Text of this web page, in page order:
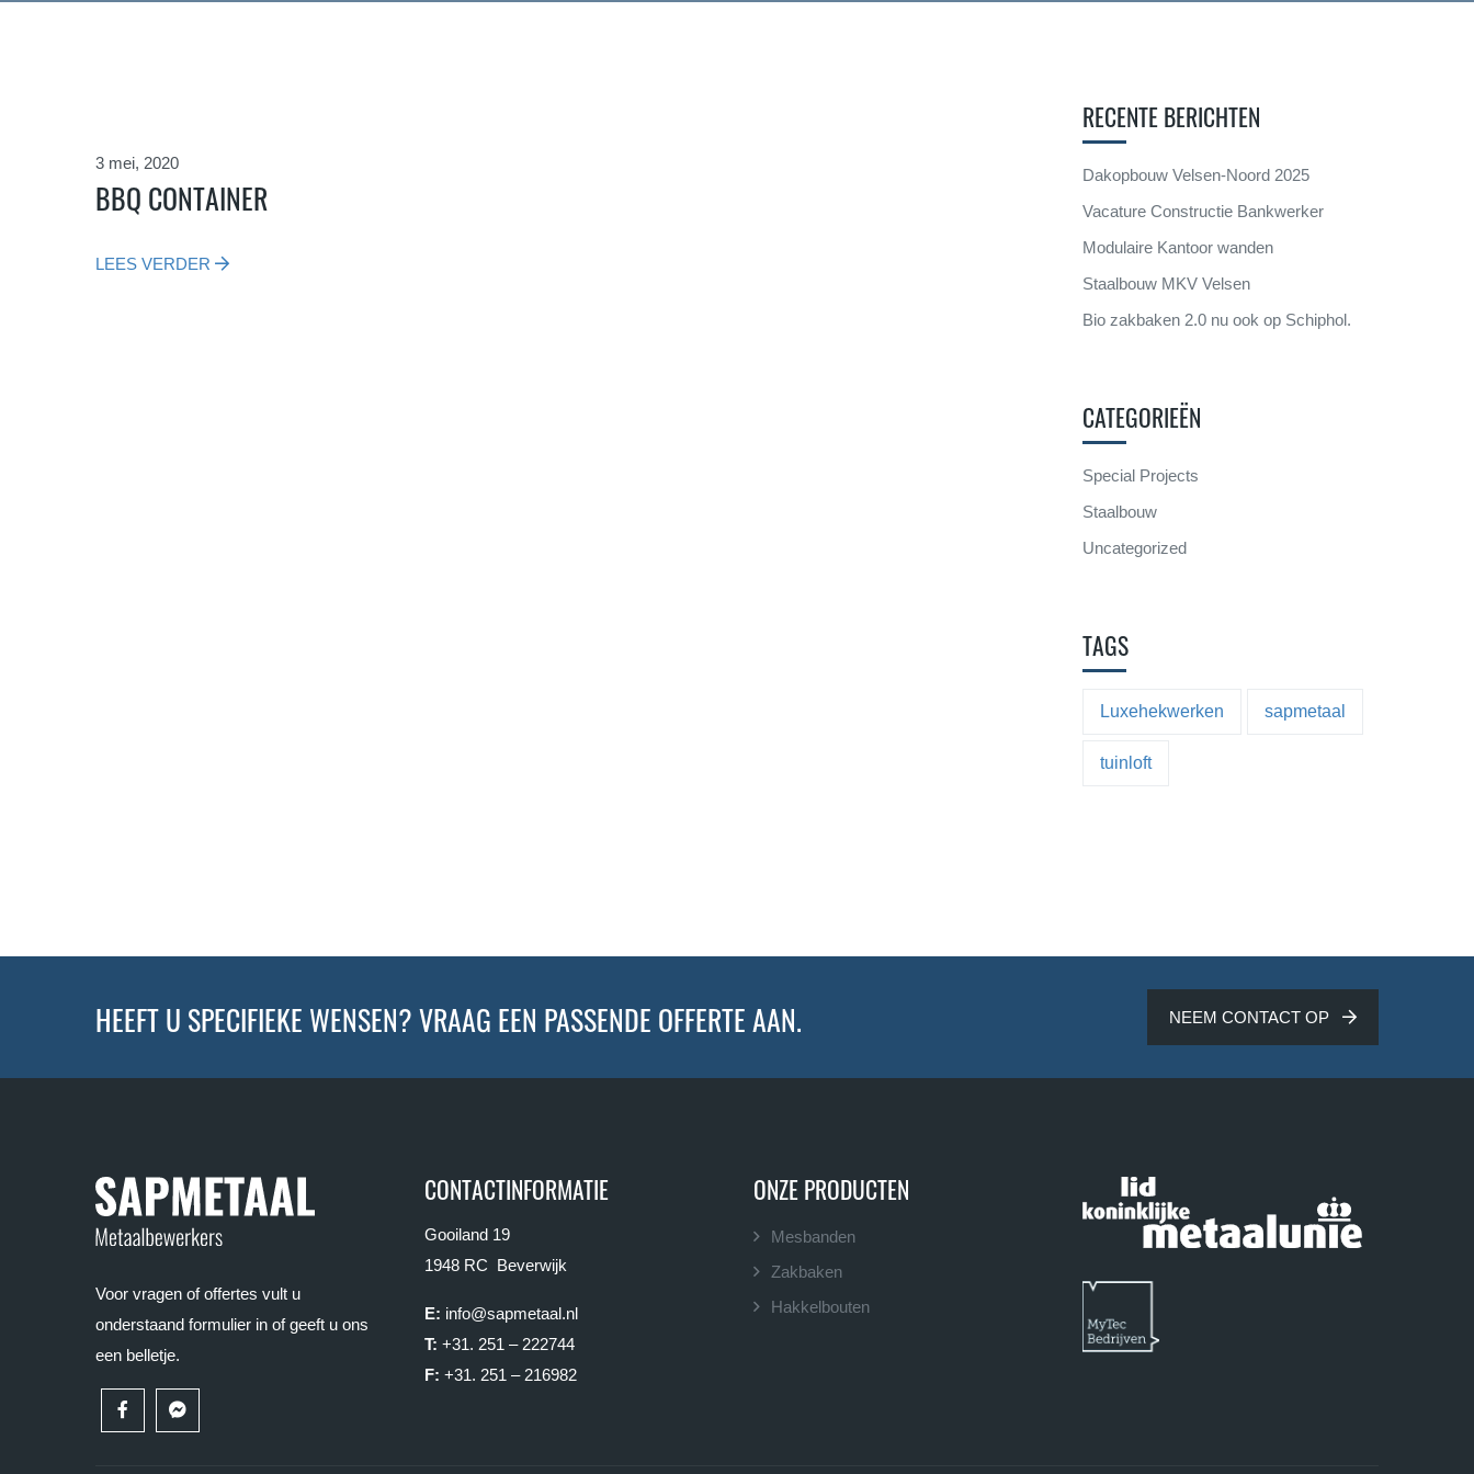
3 mei, 2020
BBQ CONTAINER
LEES VERDER
RECENTE BERICHTEN
Dakopbouw Velsen-Noord 2025
Vacature Constructie Bankwerker
Modulaire Kantoor wanden
Staalbouw MKV Velsen
Bio zakbaken 2.0 nu ook op Schiphol.
CATEGORIEËN
Special Projects
Staalbouw
Uncategorized
TAGS
Luxehekwerken sapmetaal
tuinloft
HEEFT U SPECIFIEKE WENSEN? VRAAG EEN PASSENDE OFFERTE AAN. NEEM CONTACT OP
Voor vragen of offertes vult u
onderstaand formulier in of geeft u ons
een belletje.
CONTACTINFORMATIE
Gooiland 19
1948 RC Beverwijk
E: info@sapmetaal.nl
T: +31. 251 – 222744
F: +31. 251 – 216982
ONZE PRODUCTEN
Mesbanden
Zakbaken
Hakkelbouten